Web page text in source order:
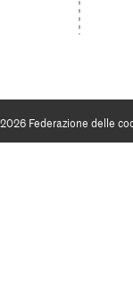
Federazione delle